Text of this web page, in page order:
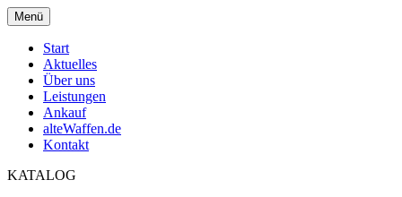
Menü
Start
Aktuelles
Über uns
Leistungen
Ankauf
alteWaffen.de
Kontakt
KATALOG